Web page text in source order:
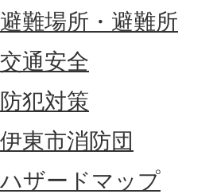
避難場所・避難所
交通安全
防犯対策
伊東市消防団
ハザードマップ